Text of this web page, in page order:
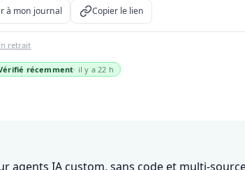
à mon journal Copier le lien
retrait
récemment· il y a 22 h
agents IA custom, sans code et multi-